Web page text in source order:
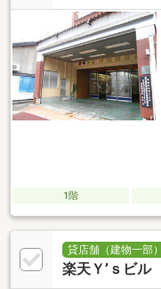
1階
貸店舗（建物一部）
楽天Ｙ’ｓビル